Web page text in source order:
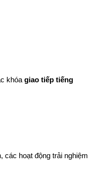
khóa giao tiếp tiếng
các hoạt động trải nghiệm